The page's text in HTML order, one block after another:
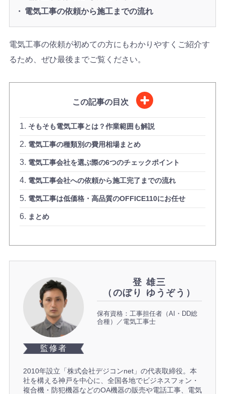
電気工事の依頼から施工までの流れ
電気工事の依頼が初めての方にもわかりやすくご紹介す
るため、ぜひ最後までご覧ください。
この記事の目次
そもそも電気工事とは？作業範囲も解説
電気工事の種類別の費用相場まとめ
電気工事会社を選ぶ際の6つのチェックポイント
電気工事会社への依頼から施工完了までの流れ
電気工事は低価格・高品質のOFFICE110にお任せ
まとめ
監修者
登 雄三
（のぼり ゆうぞう）
保有資格：工事担任者（AI・DD総
合種）／電気工事士
2010年設立「株式会社デジコンnet」の代表取締役。本
社を構える神戸を中心に、全国各地でビジネスフォン・
複合機・防犯機器などのOA機器の販売や電話工事、電気